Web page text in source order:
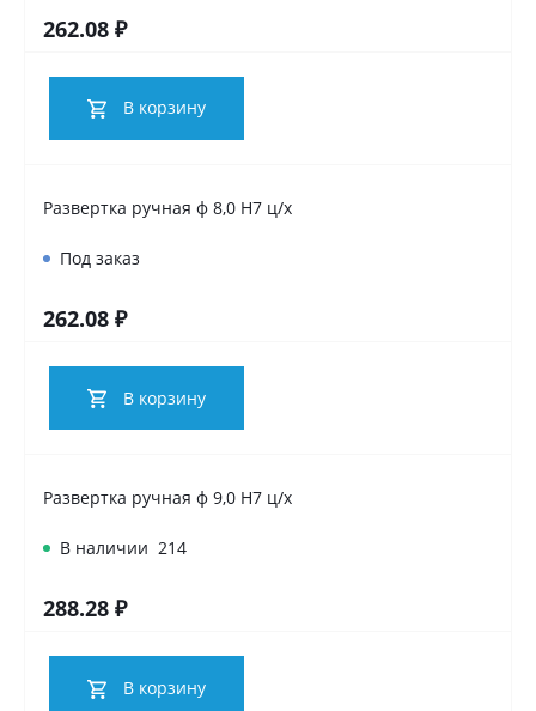
262.08 ₽
В корзину
Развертка ручная ф 8,0 Н7 ц/х
Под заказ
262.08 ₽
В корзину
Развертка ручная ф 9,0 Н7 ц/х
В наличии 214
288.28 ₽
В корзину